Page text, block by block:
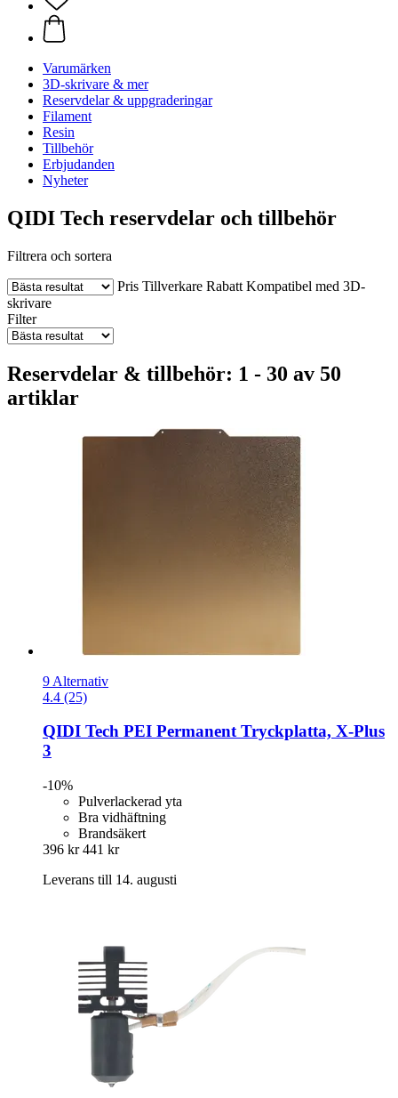
Varumärken
3D-skrivare & mer
Reservdelar & uppgraderingar
Filament
Resin
Tillbehör
Erbjudanden
Nyheter
QIDI Tech reservdelar och tillbehör
Filtrera och sortera
Pris Tillverkare Rabatt Kompatibel med 3D-
skrivare
Filter
Reservdelar & tillbehör: 1 - 30 av 50
artiklar
9 Alternativ
4.4 (25)
QIDI Tech PEI Permanent Tryckplatta, X-​Plus
3
-10%
Pulverlackerad yta
Bra vidhäftning
Brandsäkert
396 kr 441 kr
Leverans till 14. augusti